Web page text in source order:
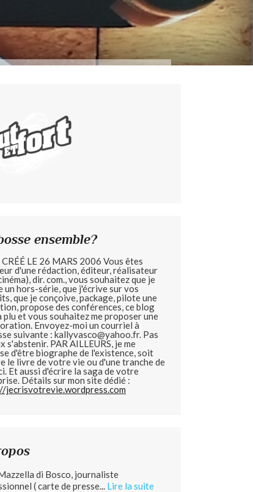
ensemble?
CRÉÉ LE 26 MARS 2006 Vous êtes
d'une rédaction, éditeur, réalisateur
dir. com., vous souhaitez que je
un hors-série, que j'écrive sur vos
que je conçoive, package, pilote une
propose des conférences, ce blog
plu et vous souhaitez me proposer une
Envoyez-moi un courriel à
suivante : kallyvasco@yahoo.fr. Pas
s'abstenir. PAR AILLEURS, je me
d'être biographe de l'existence, soit
le livre de votre vie ou d'une tranche de
Et aussi d'écrire la saga de votre
Détails sur mon site dédié :
jecrisvotrevie.wordpress.com
di Bosco, journaliste
( carte de presse... Lire la suite